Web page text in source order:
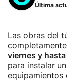
Última
Las obras del
viernes y
para instalar
equipamientos